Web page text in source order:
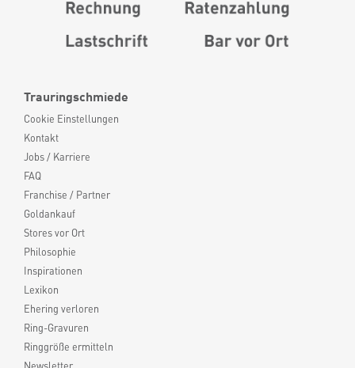
Trauringschmiede
Cookie Einstellungen
Kontakt
Jobs / Karriere
FAQ
Franchise / Partner
Goldankauf
Stores vor Ort
Philosophie
Inspirationen
Lexikon
Ehering verloren
Ring-Gravuren
Ringgröße ermitteln